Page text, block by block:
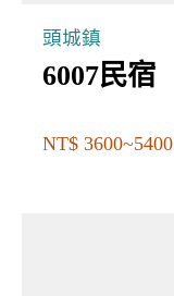
頭城鎮
6007民宿
NT$ 3600~5400